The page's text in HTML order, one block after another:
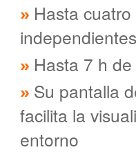
Hasta
Hasta 7 h
Su pantalla
facilita la
entorno